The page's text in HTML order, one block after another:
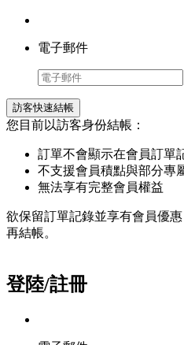
電子郵件
訪客快速結帳
您目前以訪客身份結帳：
訂單不會顯示在會員訂單
不支援會員積點與部分專
無法享有完整會員權益
欲保留訂單記錄並享有會員優
再結帳。
登陸/註冊